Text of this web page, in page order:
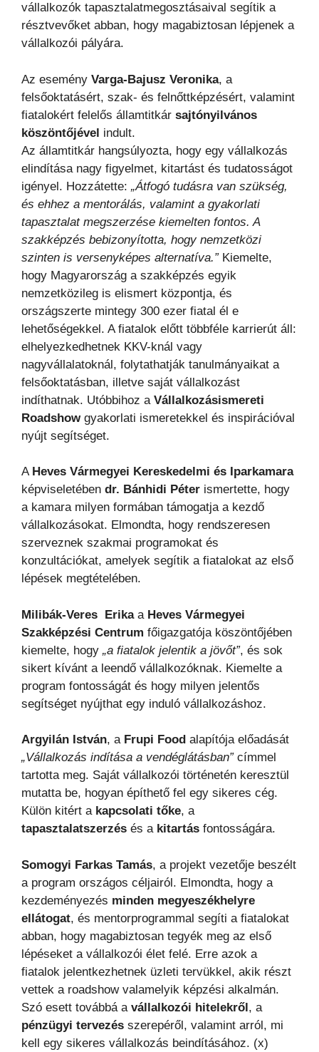
vállalkozók tapasztalatmegosztásaival segítik a
résztvevőket abban, hogy magabiztosan lépjenek a
vállalkozói pályára.
Az esemény Varga-Bajusz Veronika, a
felsőoktatásért, szak- és felnőttképzésért, valamint
fiatalokért felelős államtitkár sajtónyilvános
köszöntőjével indult.
Az államtitkár hangsúlyozta, hogy egy vállalkozás
elindítása nagy figyelmet, kitartást és tudatosságot
igényel. Hozzátette: „Átfogó tudásra van szükség,
és ehhez a mentorálás, valamint a gyakorlati
tapasztalat megszerzése kiemelten fontos. A
szakképzés bebizonyította, hogy nemzetközi
szinten is versenyképes alternatíva.” Kiemelte,
hogy Magyarország a szakképzés egyik
nemzetközileg is elismert központja, és
országszerte mintegy 300 ezer fiatal él e
lehetőségekkel. A fiatalok előtt többféle karrierút áll:
elhelyezkedhetnek KKV-knál vagy
nagyvállalatoknál, folytathatják tanulmányaikat a
felsőoktatásban, illetve saját vállalkozást
indíthatnak. Utóbbihoz a Vállalkozásismereti
Roadshowgyakorlati ismeretekkel és inspirációval
nyújt segítséget.
A Heves Vármegyei Kereskedelmi és Iparkamara
képviseletében dr. Bánhidi Péter ismertette, hogy
a kamara milyen formában támogatja a kezdő
vállalkozásokat. Elmondta, hogy rendszeresen
szerveznek szakmai programokat és
konzultációkat, amelyek segítik a fiatalokat az első
lépések megtételében.
Milibák-Veres Erikaa Heves Vármegyei
Szakképzési Centrum főigazgatója köszöntőjében
kiemelte, hogy „a fiatalok jelentik a jövőt”, és sok
sikert kívánt a leendő vállalkozóknak. Kiemelte a
program fontosságát és hogy milyen jelentős
segítséget nyújthat egy induló vállalkozáshoz.
Argyilán István, a Frupi Food alapítója előadását
„Vállalkozás indítása a vendéglátásban”címmel
tartotta meg. Saját vállalkozói történetén keresztül
mutatta be, hogyan építhető fel egy sikeres cég.
Külön kitért a kapcsolati tőke, a
tapasztalatszerzés és a kitartás fontosságára.
Somogyi Farkas Tamás, a projekt vezetője beszélt
a program országos céljairól. Elmondta, hogy a
kezdeményezés minden megyeszékhelyre
ellátogat, és mentorprogrammal segíti a fiatalokat
abban, hogy magabiztosan tegyék meg az első
lépéseket a vállalkozói élet felé. Erre azok a
fiatalok jelentkezhetnek üzleti tervükkel, akik részt
vettek a roadshow valamelyik képzési alkalmán.
Szó esett továbbá a vállalkozói hitelekről, a
pénzügyi tervezés szerepéről, valamint arról, mi
kell egy sikeres vállalkozás beindításához. (x)